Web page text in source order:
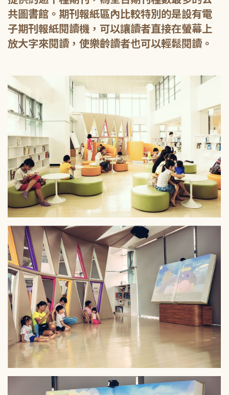
共圖書館。期刊報紙區內比較特別的是設有電
子期刊報紙閱讀機，可以讓讀者直接在螢幕上
放大字來閱讀，使樂齡讀者也可以輕鬆閱讀。